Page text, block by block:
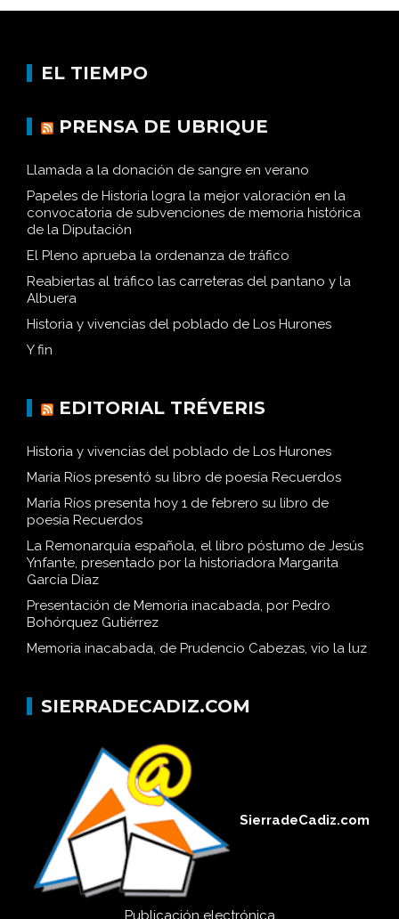
EL TIEMPO
PRENSA DE UBRIQUE
Llamada a la donación de sangre en verano
Papeles de Historia logra la mejor valoración en la
convocatoria de subvenciones de memoria histórica
de la Diputación
El Pleno aprueba la ordenanza de tráfico
Reabiertas al tráfico las carreteras del pantano y la
Albuera
Historia y vivencias del poblado de Los Hurones
Y fin
EDITORIAL TRÉVERIS
Historia y vivencias del poblado de Los Hurones
María Ríos presentó su libro de poesía Recuerdos
María Ríos presenta hoy 1 de febrero su libro de
poesía Recuerdos
La Remonarquía española, el libro póstumo de Jesús
Ynfante, presentado por la historiadora Margarita
García Díaz
Presentación de Memoria inacabada, por Pedro
Bohórquez Gutiérrez
Memoria inacabada, de Prudencio Cabezas, vio la luz
SIERRADECADIZ.COM
SierradeCadiz.com